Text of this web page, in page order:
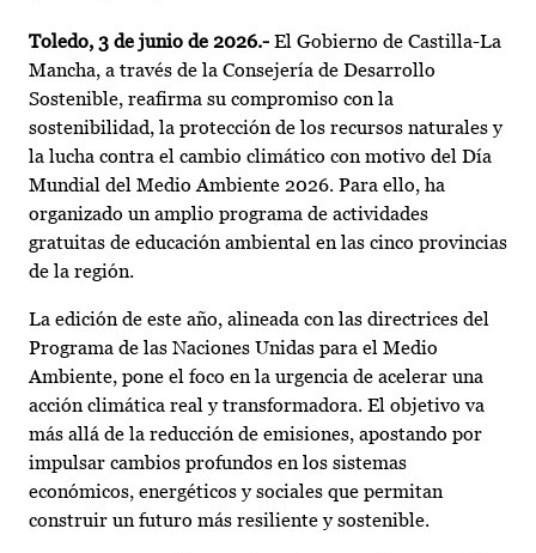
Toledo, 3 de junio de 2026.- El Gobierno de Castilla-La
Mancha, a través de la Consejería de Desarrollo
Sostenible, reafirma su compromiso con la
sostenibilidad, la protección de los recursos naturales y
la lucha contra el cambio climático con motivo del Día
Mundial del Medio Ambiente 2026. Para ello, ha
organizado un amplio programa de actividades
gratuitas de educación ambiental en las cinco provincias
de la región.
La edición de este año, alineada con las directrices del
Programa de las Naciones Unidas para el Medio
Ambiente, pone el foco en la urgencia de acelerar una
acción climática real y transformadora. El objetivo va
más allá de la reducción de emisiones, apostando por
impulsar cambios profundos en los sistemas
económicos, energéticos y sociales que permitan
construir un futuro más resiliente y sostenible.